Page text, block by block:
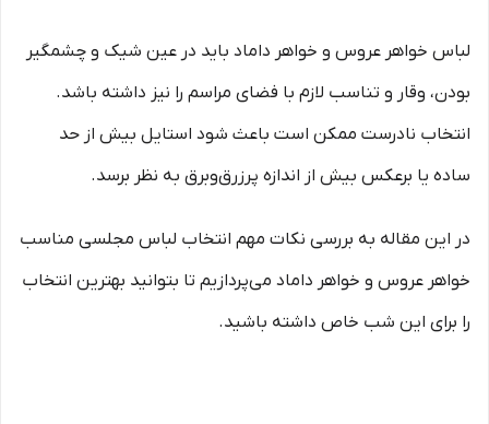
لباس خواهر عروس و خواهر داماد باید در عین شیک و چشمگیر
بودن، وقار و تناسب لازم با فضای مراسم را نیز داشته باشد.
انتخاب نادرست ممکن است باعث شود استایل بیش از حد
ساده یا برعکس بیش از اندازه پرزرق‌وبرق به نظر برسد.
در این مقاله به بررسی نکات مهم انتخاب لباس مجلسی مناسب
خواهر عروس و خواهر داماد می‌پردازیم تا بتوانید بهترین انتخاب
را برای این شب خاص داشته باشید.